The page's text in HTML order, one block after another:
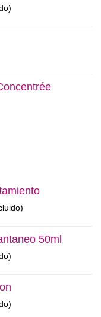
50ml